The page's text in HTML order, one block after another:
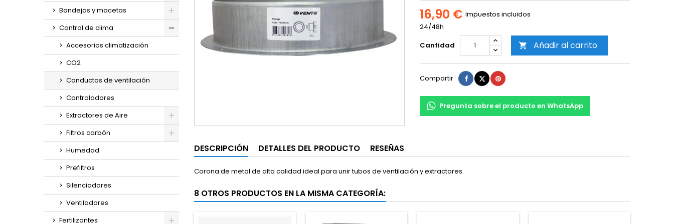
Bandejas y macetas
Control de clima
Accesorios climatización
CO2
Conductos de ventilación
Controladores
Extractores de Aire
Filtros carbón
Humedad
Prefiltros
Silenciadores
Ventiladores
Fertilizantes
16,90 € Impuestos incluidos
24/48h
Cantidad
 Añadir al carrito
Compartir Compartir
TuitearPinterest
Pregunta sobre el producto en WhatsApp
DESCRIPCIÓN DETALLES DEL PRODUCTO RESEÑAS
Corona de metal de alta calidad ideal para unir tubos de ventilación y extractores.
8 OTROS PRODUCTOS EN LA MISMA CATEGORÍA: